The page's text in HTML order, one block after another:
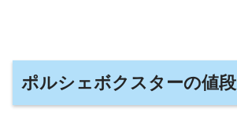
ポルシェボクスターの値段